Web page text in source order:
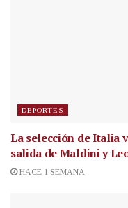
DEPORTES
La selección de Italia
salida de Maldini y
HACE 1 SEMANA